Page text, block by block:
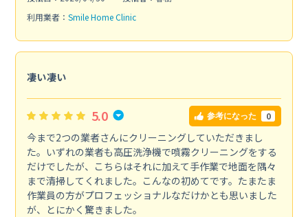
利用業者： Smile Home Clinic
凄い凄い
5.0 参考になった 0
今まで2つの業者さんにクリーニングしていただきまし
た。いずれの業者も高圧洗浄機で噴霧クリーニングをする
だけでしたが、こちらはそれに加えて手作業で地面を隅々
まで清掃してくれました。こんなの初めてです。たまたま
作業員の方がプロフェッショナルなだけかとも思いました
が、とにかく驚きました。